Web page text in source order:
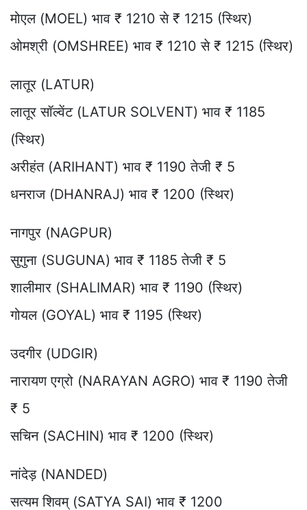
मोएल (MOEL) भाव ₹ 1210 से ₹ 1215 (स्थिर)
ओमश्री (OMSHREE) भाव ₹ 1210 से ₹ 1215 (स्थिर)
लातूर (LATUR)
लातूर सॉल्वेंट (LATUR SOLVENT) भाव ₹ 1185
(स्थिर)
अरीहंत (ARIHANT) भाव ₹ 1190 तेजी ₹ 5
धनराज (DHANRAJ) भाव ₹ 1200 (स्थिर)
नागपुर (NAGPUR)
सुगुना (SUGUNA) भाव ₹ 1185 तेजी ₹ 5
शालीमार (SHALIMAR) भाव ₹ 1190 (स्थिर)
गोयल (GOYAL) भाव ₹ 1195 (स्थिर)
उदगीर (UDGIR)
नारायण एग्रो (NARAYAN AGRO) भाव ₹ 1190 तेजी
₹ 5
सचिन (SACHIN) भाव ₹ 1200 (स्थिर)
नांदेड़ (NANDED)
सत्यम शिवम् (SATYA SAI) भाव ₹ 1200